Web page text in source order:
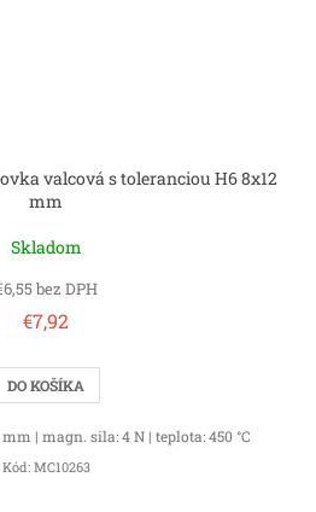
valcová s toleranciou H6 8x12
mm
Skladom
bez DPH
€7,92
DO KOŠÍKA
| magn. sila: 4 N | teplota: 450 °C
Kód: MC10263